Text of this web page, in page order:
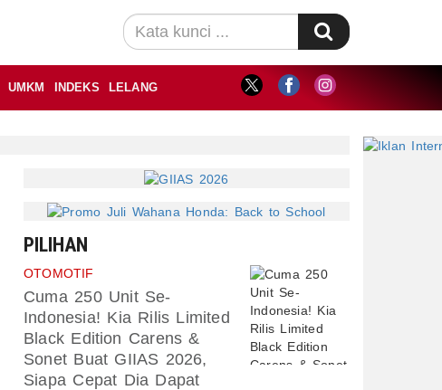
UMKM INDEKS LELANG
PILIHAN
OTOMOTIF
Cuma 250 Unit Se-
Indonesia! Kia Rilis Limited
Black Edition Carens &
Sonet Buat GIIAS 2026,
Siapa Cepat Dia Dapat